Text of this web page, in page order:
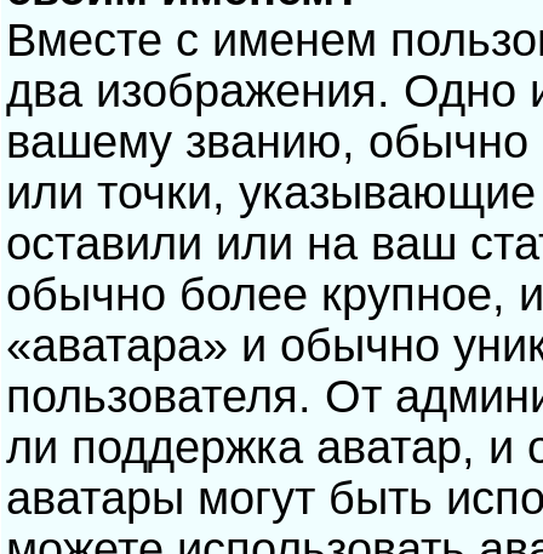
Вместе с именем
два изображения. Одно
вашему званию, обычно
или точки,
оставили или на ваш
обычно более крупное,
«аватара» и обычно
пользователя. От
ли поддержка аватар, и
аватары могут быть